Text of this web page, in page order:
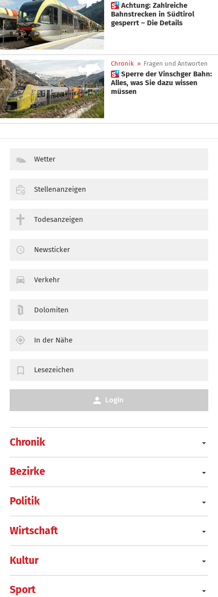
 Achtung: Zahlreiche
Bahnstrecken in Südtirol
gesperrt – Die Details
Chronik » Fragen und Antworten
 Sperre der Vinschger Bahn:
Alles, was Sie dazu wissen
müssen
Chronik
Bezirke
Politik
Wirtschaft
Kultur
Sport
Wetter
Stellenanzeigen
Todesanzeigen
Newsticker
Verkehr
Dolomiten
In der Nähe
Lesezeichen
Login